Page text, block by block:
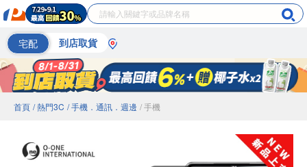
宅配 到店取貨
首頁 / 熱門3C / 手機．通訊．週邊 / 手機